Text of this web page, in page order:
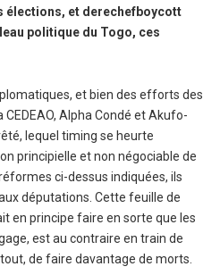
élections, et derechefboycott
politique du Togo, ces
et bien des efforts des
Alpha Condé et Akufo-
lequel timing se heurte
principielle et non négociable de
ci-dessus indiquées, ils
députations. Cette feuille de
en principe faire en sorte que les
est au contraire en train de
de faire davantage de morts.